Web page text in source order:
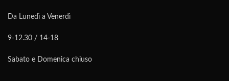
Da Lunedì a Venerdì
9-12.30 / 14-18
Sabato e Domenica chiuso